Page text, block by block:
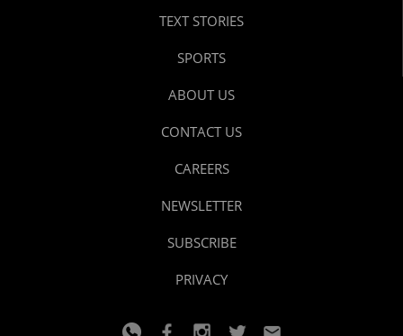
TEXT STORIES
SPORTS
ABOUT US
CONTACT US
CAREERS
NEWSLETTER
SUBSCRIBE
PRIVACY